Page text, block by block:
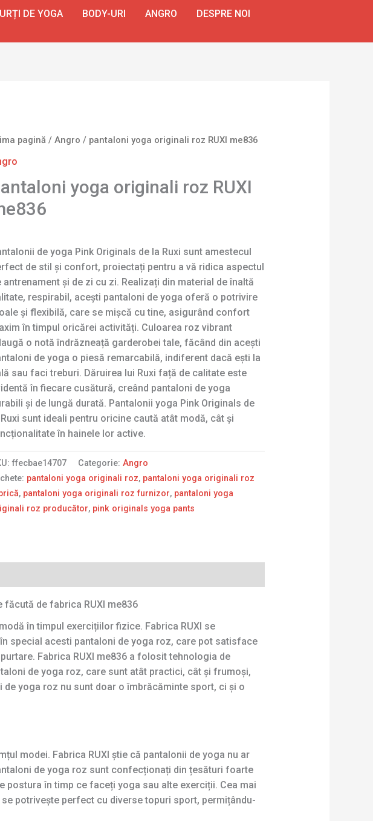
DE YOGA BODY-URI ANGRO
DESPRE NOI
pagină /Angro / pantaloni yoga originali roz RUXI me836
yoga originali roz RUXI
de yoga Pink Originals de la Ruxi sunt amestecul
de stil și confort, proiectați pentru a vă ridica aspectul
antrenament și de zi cu zi. Realizați din material de înaltă
respirabil, acești pantaloni de yoga oferă o potrivire
și flexibilă, care se mișcă cu tine, asigurând confort
în timpul oricărei activități. Culoarea roz vibrant
o notă îndrăzneață garderobei tale, făcând din acești
de yoga o piesă remarcabilă, indiferent dacă ești la
sau faci treburi. Dăruirea lui Ruxi față de calitate este
în fiecare cusătură, creând pantaloni de yoga
și de lungă durată. Pantalonii yoga Pink Originals de
Ruxi sunt ideali pentru oricine caută atât modă, cât și
în hainele lor active.
ffecbae14707 Categorie:Angro
pantaloni yoga originali roz, pantaloni yoga originali roz
, pantaloni yoga originali roz furnizor, pantaloni yoga
roz producător, pink originals yoga pants
de fabrica RUXI me836
în timpul exercițiilor fizice. Fabrica RUXI se
special acesti pantaloni de yoga roz, care pot satisface
Fabrica RUXI me836 a folosit tehnologia de
de yoga roz, care sunt atât practici, cât și frumoși,
yoga roz nu sunt doar o îmbrăcăminte sport, ci și o
modei. Fabrica RUXI știe că pantalonii de yoga nu ar
de yoga roz sunt confecționați din țesături foarte
postura în timp ce faceți yoga sau alte exerciții. Cea mai
potrivește perfect cu diverse topuri sport, permițându-